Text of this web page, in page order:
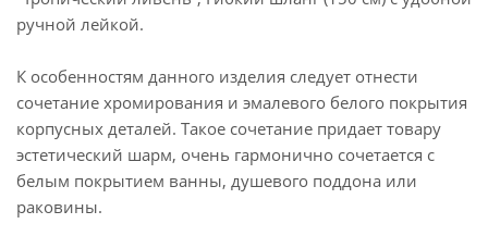
ручной лейкой.
К особенностям данного изделия следует отнести
сочетание хромирования и эмалевого белого покрытия
корпусных деталей. Такое сочетание придает товару
эстетический шарм, очень гармонично сочетается с
белым покрытием ванны, душевого поддона или
раковины.